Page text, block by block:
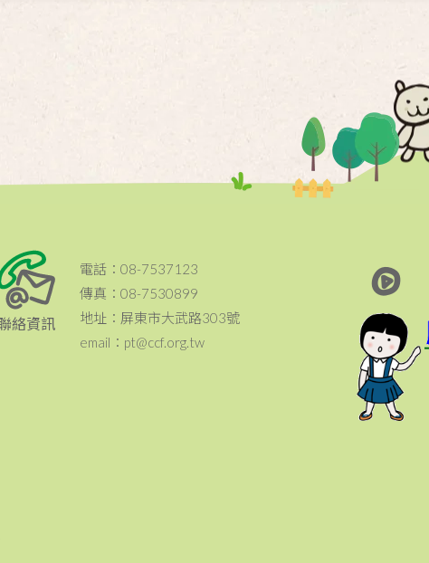
絡資訊
電話：08-7537123
傳真：08-7530899
地址：屏東市大武路303號
email：pt@ccf.org.tw